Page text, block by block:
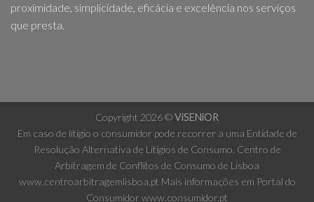
proximidade, simplicidade, eficácia e excelência nos serviços
que presta.
Copyright 2026 ©ViSENiOR
Em caso de litígio o consumidor pode recorrer a uma Entidade de
Resolução Alternativa de Litígios de Consumo. Centro de
Arbitragem de Conflitos de Consumo de Lisboa
www.centroarbitragemlisboa.pt Mais informações em Portal do
Consumidor www.consumidor.pt